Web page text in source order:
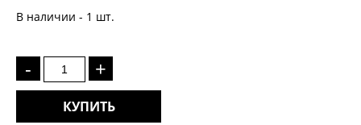
В наличии - 1 шт.
- +
КУПИТЬ